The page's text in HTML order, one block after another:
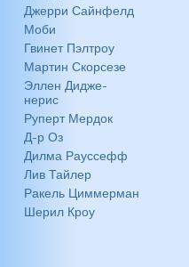
Джерри Сайнфелд
Моби
Гвинет Пэлтроу
Мартин Скорсезе
Эллен Дидже-
нерис
Руперт Мердок
Д-р Оз
Дилма Рауссефф
Лив Тайлер
Ракель Циммерман
Шерил Кроу